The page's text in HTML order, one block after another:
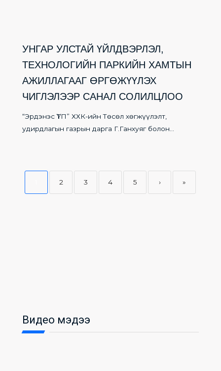
УНГАР УЛСТАЙ ҮЙЛДВЭРЛЭЛ,
ТЕХНОЛОГИЙН ПАРКИЙН ХАМТЫН
АЖИЛЛАГААГ ӨРГӨЖҮҮЛЭХ
ЧИГЛЭЛЭЭР САНАЛ СОЛИЛЦЛОО
“Эрдэнэс ҮТП” ХХК-ийн Төсөл хөгжүүлэлт,
удирдлагын газрын дарга Г.Ганхуяг болон...
2 3 4 5 › »
Видео мэдээ